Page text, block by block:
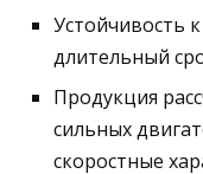
Устойчивость
длительный
Продукция
сильных
скоростные